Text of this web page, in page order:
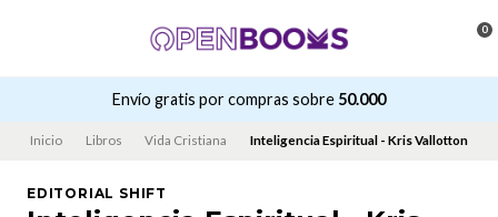
0
Envío gratis por compras sobre 50.000
Inicio Libros Vida Cristiana Inteligencia Espiritual - Kris Vallotton
EDITORIAL SHIFT